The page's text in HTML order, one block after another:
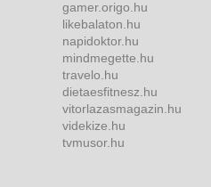
gamer.origo.hu
likebalaton.hu
napidoktor.hu
mindmegette.hu
travelo.hu
dietaesfitnesz.hu
vitorlazasmagazin.hu
videkize.hu
tvmusor.hu